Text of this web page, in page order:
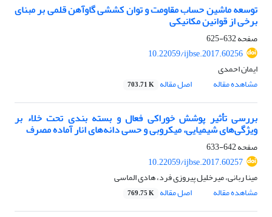
توسعه ماشین حساب مقاومت و توان کششی گاوآهن قلمی بر مبنای
برخی از قوانین مکانیکی
صفحه632-625
10.22059/ijbse.2017.60256
ایمان احمدی
مشاهده مقاله
اصل مقاله 703.71 K
بررسی تأثیر پوشش خوراکی فعال و بسته بندی تحت خلاء بر
ویژگی‌های شیمیایی، میکروبی و حسی دانه‌های انار آماده مصرف
صفحه642-633
10.22059/ijbse.2017.60257
مینا ربانی، میرخلیل پیروزی فرد، هادی الماسی
مشاهده مقاله
اصل مقاله 769.75 K